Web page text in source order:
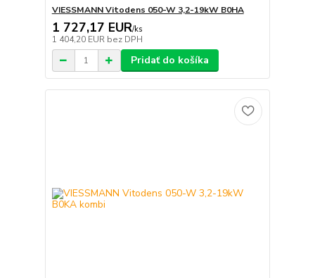
VIESSMANN Vitodens 050-W 3,2-19kW B0HA
1 727,17 EUR/ks
1 404,20 EUR bez DPH
Pridať do košíka